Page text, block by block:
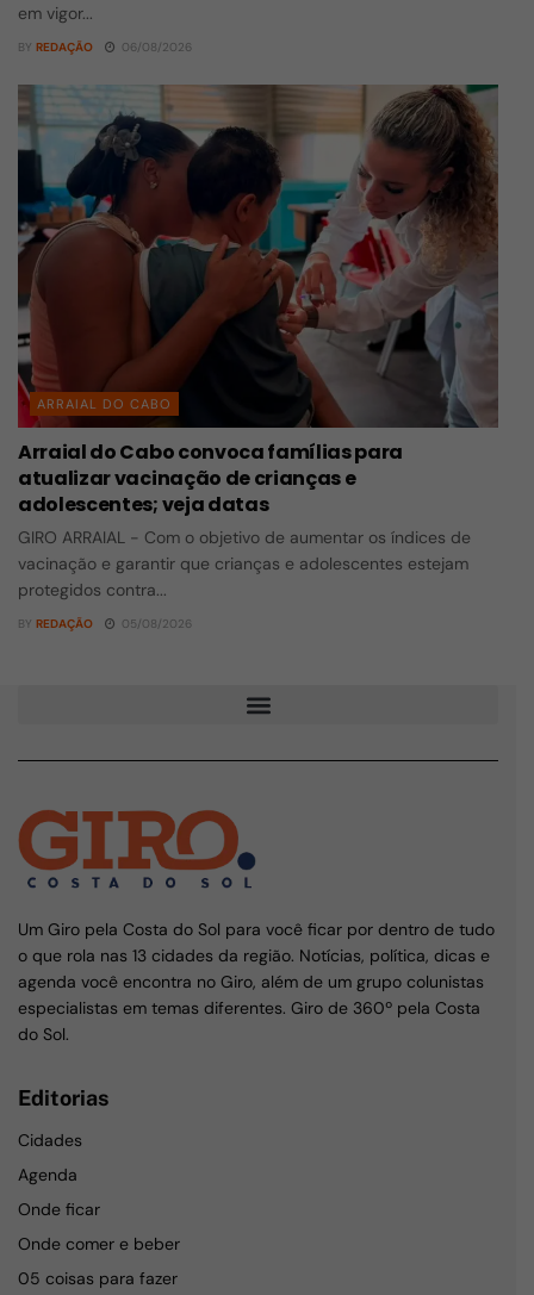
em vigor...
BY REDAÇÃO 06/08/2026
ARRAIAL DO CABO
Arraial do Cabo convoca famílias para
atualizar vacinação de crianças e
adolescentes; veja datas
GIRO ARRAIAL - Com o objetivo de aumentar os índices de
vacinação e garantir que crianças e adolescentes estejam
protegidos contra...
BY REDAÇÃO 05/08/2026
Um Giro pela Costa do Sol para você ficar por dentro de tudo
o que rola nas 13 cidades da região. Notícias, política, dicas e
agenda você encontra no Giro, além de um grupo colunistas
especialistas em temas diferentes. Giro de 360º pela Costa
do Sol.
Editorias
Cidades
Agenda
Onde ficar
Onde comer e beber
05 coisas para fazer